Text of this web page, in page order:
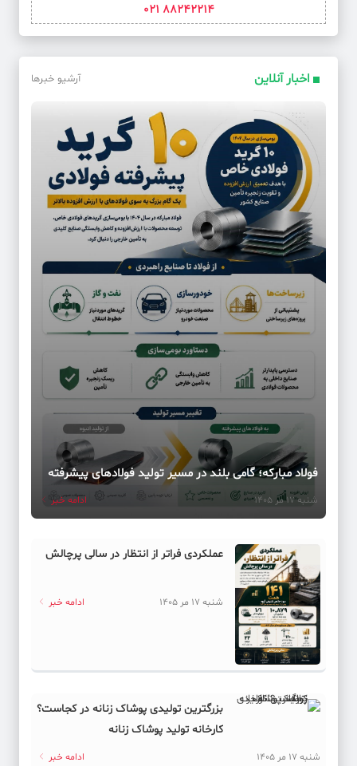
88242214 021
اخبار آنلاین آرشیو خبرها
فولاد مبارکه؛ گامی بلند در مسیر تولید فولادهای پیشرفته
شنبه 17 مر 1405 ادامه خبر
عملکردی فراتر از انتظار در سالی پرچالش
شنبه 17 مر 1405 ادامه خبر
بزرگترین تولیدی پوشاک زنانه در کجاست؟
کارخانه تولید پوشاک زنانه
شنبه 17 مر 1405 ادامه خبر